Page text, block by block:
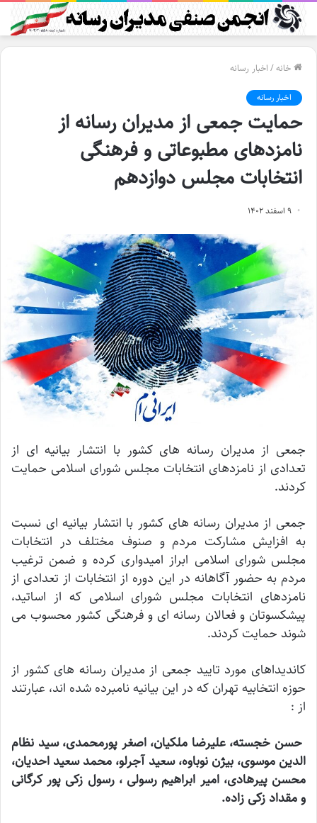
خانه/ اخبار رسانه
اخبار رسانه
حمایت جمعی از مدیران رسانه از
نامزدهای مطبوعاتی و فرهنگی
انتخابات مجلس دوازدهم
۹ اسفند ۱۴۰۲
جمعی از مدیران رسانه های کشور با انتشار بیانیه ای از
تعدادی از نامزدهای انتخابات مجلس شورای اسلامی حمایت
کردند.
جمعی از مدیران رسانه های کشور با انتشار بیانیه ای نسبت
به افزایش مشارکت مردم و صنوف مختلف در انتخابات
مجلس شورای اسلامی ابراز امیدواری کرده و ضمن ترغیب
مردم به حضور آگاهانه در این دوره از انتخابات از تعدادی از
نامزدهای انتخابات مجلس شورای اسلامی که از اساتید،
پیشکسوتان و فعالان رسانه ای و فرهنگی کشور محسوب می
شوند حمایت کردند.
کاندیداهای مورد تایید جمعی از مدیران رسانه های کشور از
حوزه انتخابیه تهران که در این بیانیه نامبرده شده اند، عبارتند
از :
حسن خجسته، علیرضا ملکیان، اصغر پورمحمدی، سید نظام
الدین موسوی، بیژن نوباوه، سعید آجرلو، محمد سعید احدیان،
محسن پیرهادی، امیر ابراهیم رسولی ، رسول زکی پور کرگانی
و مقداد زکی زاده.